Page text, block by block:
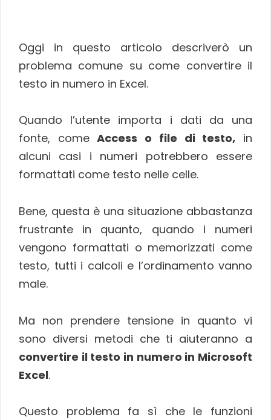
Oggi in questo articolo descriverò un
problema comune su come convertire il
testo in numero in Excel.
Quando l’utente importa i dati da una
fonte, comeAccess o file di testo, in
alcuni casi i numeri potrebbero essere
formattati come testo nelle celle.
Bene, questa è una situazione abbastanza
frustrante in quanto, quando i numeri
vengono formattati o memorizzati come
testo, tutti i calcoli e l’ordinamento vanno
male.
Ma non prendere tensione in quanto vi
sono diversi metodi che ti aiuteranno a
convertire il testo in numero in Microsoft
Excel.
Questo problema fa sì che le funzioni